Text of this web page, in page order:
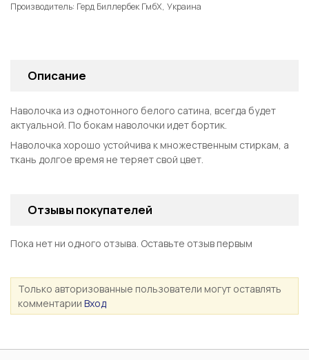
Производитель: Герд Биллербек ГмбХ, Украина
Описание
Наволочка из однотонного белого сатина, всегда будет
актуальной. По бокам наволочки идет бортик.
Наволочка хорошо устойчива к множественным стиркам, а
ткань долгое время не теряет свой цвет.
Отзывы покупателей
Пока нет ни одного отзыва. Оставьте отзыв первым
Только авторизованные пользователи могут оставлять
комментарии Вход